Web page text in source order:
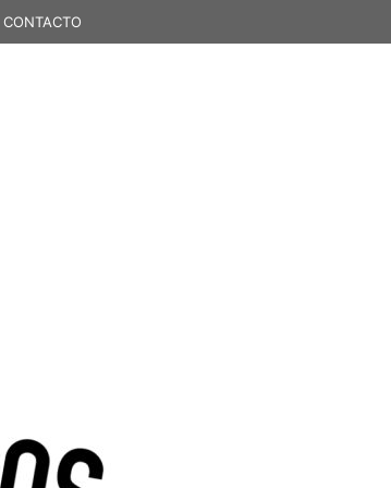
CONTACTO